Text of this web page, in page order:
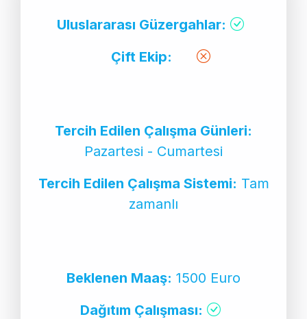
Uluslararası Güzergahlar:
Çift Ekip:
Tercih Edilen Çalışma Günleri:
Pazartesi - Cumartesi
Tercih Edilen Çalışma Sistemi: Tam
zamanlı
Beklenen Maaş: 1500 Euro
Dağıtım Çalışması: